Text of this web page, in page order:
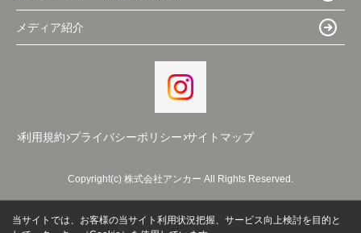
メディア紹介
利用規約 プライバシーポリシー サイトマップ
Copyright(c) 株式会社アンカー All Rights Reserved.
当サイトでは、お客様の当サイト利用状況把握、サービス向上検討を目的と